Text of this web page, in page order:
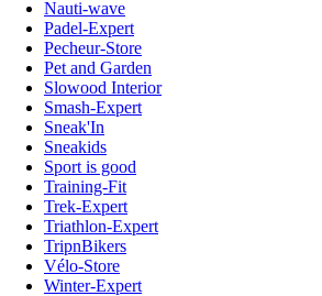
Nauti-wave
Padel-Expert
Pecheur-Store
Pet and Garden
Slowood Interior
Smash-Expert
Sneak'In
Sneakids
Sport is good
Training-Fit
Trek-Expert
Triathlon-Expert
TripnBikers
Vélo-Store
Winter-Expert